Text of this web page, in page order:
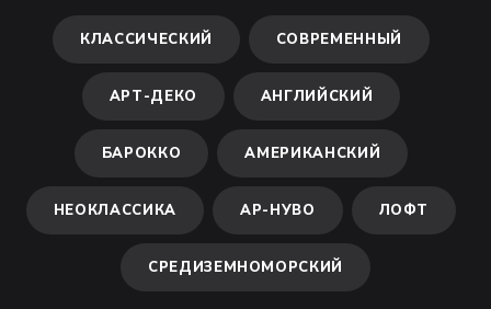
КЛАССИЧЕСКИЙ СОВРЕМЕННЫЙ
АРТ-ДЕКО АНГЛИЙСКИЙ
БАРОККО АМЕРИКАНСКИЙ
НЕОКЛАССИКА АР-НУВО ЛОФТ
СРЕДИЗЕМНОМОРСКИЙ